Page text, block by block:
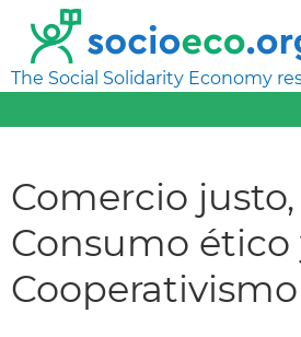
The Social Solidarity Economy
Comercio justo,
Consumo ético
Cooperativismo